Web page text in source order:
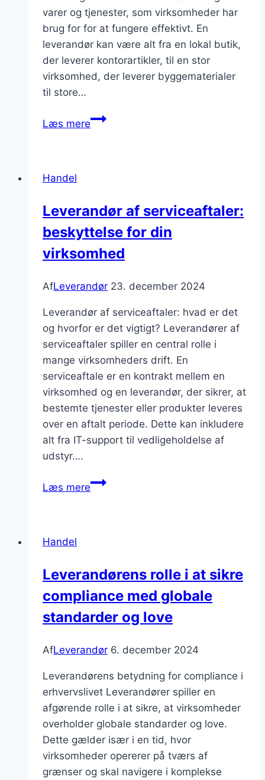
varer og tjenester, som virksomheder har
brug for for at fungere effektivt. En
leverandør kan være alt fra en lokal butik,
der leverer kontorartikler, til en stor
virksomhed, der leverer byggematerialer
til store…
Læs mereHvordan
i
stand
at
på
tid
og
kvalitet?
Handel
Leverandør af serviceaftaler:
beskyttelse for din
virksomhed
AfLeverandør 23. december 2024
Leverandør af serviceaftaler: hvad er det
og hvorfor er det vigtigt? Leverandører af
serviceaftaler spiller en central rolle i
mange virksomheders drift. En
serviceaftale er en kontrakt mellem en
virksomhed og en leverandør, der sikrer, at
bestemte tjenester eller produkter leveres
over en aftalt periode. Dette kan inkludere
alt fra IT-support til vedligeholdelse af
udstyr….
Læs mereLeverandør
virksomhed
Handel
Leverandørens rolle i at sikre
compliance med globale
standarder og love
AfLeverandør 6. december 2024
Leverandørens betydning for compliance i
erhvervslivet Leverandører spiller en
afgørende rolle i at sikre, at virksomheder
overholder globale standarder og love.
Dette gælder især i en tid, hvor
virksomheder opererer på tværs af
grænser og skal navigere i komplekse